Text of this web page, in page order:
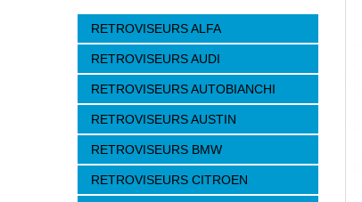
RETROVISEURS ALFA
RETROVISEURS AUDI
RETROVISEURS AUTOBIANCHI
RETROVISEURS AUSTIN
RETROVISEURS BMW
RETROVISEURS CITROEN